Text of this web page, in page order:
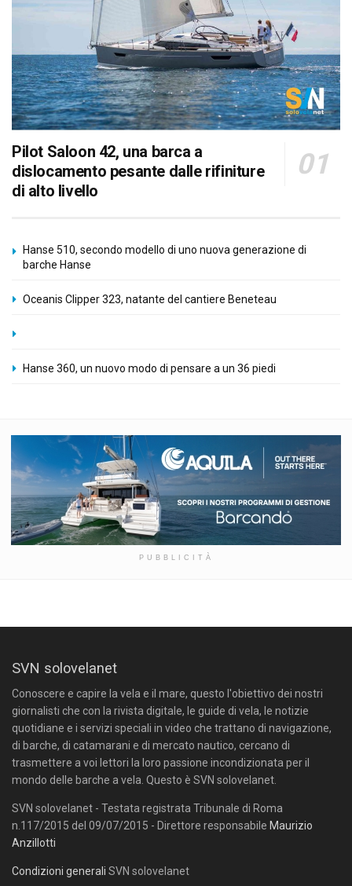
Pilot Saloon 42, una barca a
dislocamento pesante dalle rifiniture
di alto livello
Hanse 510, secondo modello di uno nuova generazione di
barche Hanse
Oceanis Clipper 323, natante del cantiere Beneteau
Hanse 360, un nuovo modo di pensare a un 36 piedi
PUBBLICITÀ
SVN solovelanet
Conoscere e capire la vela e il mare, questo l'obiettivo dei nostri
giornalisti che con la rivista digitale, le guide di vela, le notizie
quotidiane e i servizi speciali in video che trattano di navigazione,
di barche, di catamarani e di mercato nautico, cercano di
trasmettere a voi lettori la loro passione incondizionata per il
mondo delle barche a vela. Questo è SVN solovelanet.
SVN solovelanet - Testata registrata Tribunale di Roma
n.117/2015 del 09/07/2015 - Direttore responsabile Maurizio
Anzillotti
Condizioni generali SVN solovelanet